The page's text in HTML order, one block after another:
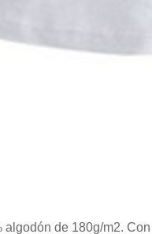
de 180g/m2.